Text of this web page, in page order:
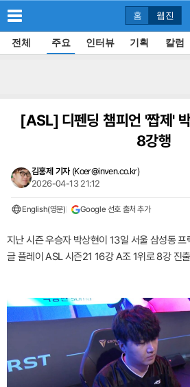
홈 웹진
전체 주요 인터뷰 기획 칼럼
[ASL]디펜딩 챔피언 '짭제'
8강행
김홍제 기자 (Koer@inven.co.kr)
2026-04-13 21:12
English(영문) Google 선호 출처 추가
지난 시즌 우승자 박상현이 13일 서울 삼성동
글 플레이 ASL 시즌21 16강 A조 1위로 8강 진